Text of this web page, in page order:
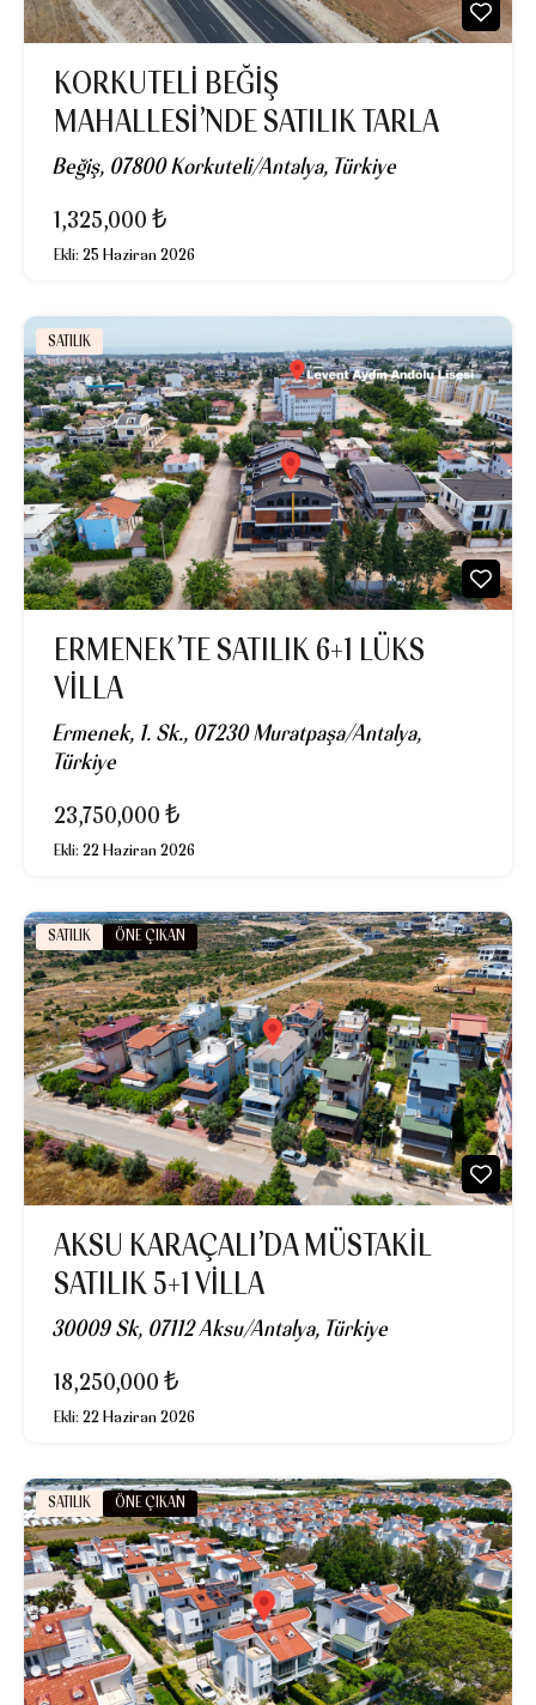
KORKUTELİ BEĞİŞ
MAHALLESİ’NDE SATILIK TARLA
Beğiş, 07800 Korkuteli/Antalya, Türkiye
1,325,000 ₺
Ekli: 25 Haziran 2026
SATILIK
ERMENEK’TE SATILIK 6+1 LÜKS
VILLA
Ermenek, 1. Sk., 07230 Muratpaşa/Antalya,
Türkiye
23,750,000 ₺
Ekli: 22 Haziran 2026
SATILIK ÖNE ÇIKAN
AKSU KARAÇALI’DA MÜSTAKIL
SATILIK 5+1 VILLA
30009 Sk, 07112 Aksu/Antalya, Türkiye
18,250,000 ₺
Ekli: 22 Haziran 2026
SATILIK ÖNE ÇIKAN